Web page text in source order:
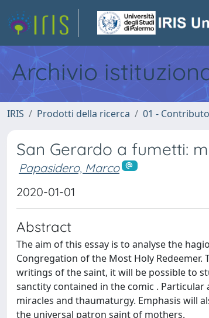
Archivio
IRIS Prodotti della ricerca 01 -
San Gerardo a fumetti:
Papasidero, Marco
2020-01-01
Abstract
The aim of this essay is to analyse the
Congregation of the Most Holy
writings of the saint, it will be possible to
sanctity contained in the comic .
miracles and thaumaturgy. Emphasis will
the universal patron saint of mothers.